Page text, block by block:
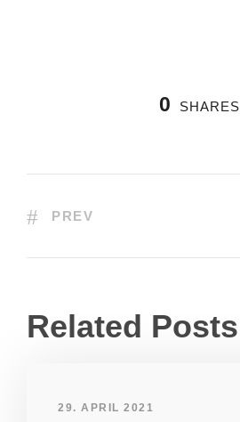
0 SHARES
PREV
Related Posts
29. APRIL 2021